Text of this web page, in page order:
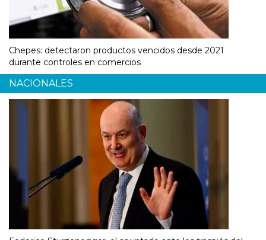
Chepes: detectaron productos vencidos desde 2021
durante controles en comercios
NACIONALES